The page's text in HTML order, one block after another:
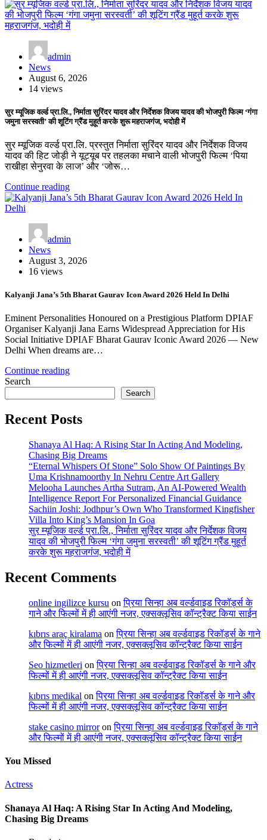
admin
News
August 6, 2026
14 views
सुर म्यूजिक वर्ल्ड प्रा.लि., निर्माता सुरिंदर यादव और निर्देशक विजय यादव की भोजपुरी फिल्म ‘गंगा
जमुना सरस्वती’ की शूटिंग ग्रैंड मुहूर्त करके शुरू महराजगंज, भदोही में
सुर म्यूजिक वर्ल्ड प्रा.लि. प्रस्तुत निर्माता सुरिंदर यादव और निर्देशक विजय
यादव की हिट जोड़ी ने यूट्यूब पर तहलका मचाने वाली भोजपुरी फिल्म ‘पिया
राखीहा सेनुरवा के लाज’ और ‘जोरू…
Continue reading
admin
News
August 3, 2026
16 views
Kalyanji Jana’s 5th Bharat Gaurav Icon Award 2026 Held In Delhi
Eminent Personalities Honoured on a Prestigious Platform DPIAF
Organiser Kalyanji Jana Earns Widespread Appreciation for His
Social Initiative DPIAF Bharat Gaurav Iconic Award 2026 — New
Delhi When dreams are…
Continue reading
Search
Search
Recent Posts
Shanaya Al Haq: A Rising Star In Acting And Modeling,
Chasing Big Dreams
“Eternal Whispers Of Stone” Solo Show Of Paintings By
Uma Krishnamoorthy In Nehru Centre Art Gallery
Melooha Launches Artha Sutram, An AI-Powered Wealth
Intelligence Report For Personalized Financial Guidance
Sachiin Joshi: Jodhpur’s Own Who Transformed Kingfisher
Villa Into King’s Mansion In Goa
सुर म्यूजिक वर्ल्ड प्रा.लि., निर्माता सुरिंदर यादव और निर्देशक विजय
यादव की भोजपुरी फिल्म ‘गंगा जमुना सरस्वती’ की शूटिंग ग्रैंड मुहूर्त
करके शुरू महराजगंज, भदोही में
Recent Comments
online ingilizce kursu onप्रिया सिन्हा अब वर्ल्डवाइड रिकॉर्ड्स के
गाने और फिल्मों में ही आएंगी नजर, एक्सक्लूसिव कॉन्ट्रैक्ट किया साईन
kıbrıs araç kiralama onप्रिया सिन्हा अब वर्ल्डवाइड रिकॉर्ड्स के गाने
और फिल्मों में ही आएंगी नजर, एक्सक्लूसिव कॉन्ट्रैक्ट किया साईन
Seo hizmetleri onप्रिया सिन्हा अब वर्ल्डवाइड रिकॉर्ड्स के गाने और
फिल्मों में ही आएंगी नजर, एक्सक्लूसिव कॉन्ट्रैक्ट किया साईन
kıbrıs medikal onप्रिया सिन्हा अब वर्ल्डवाइड रिकॉर्ड्स के गाने और
फिल्मों में ही आएंगी नजर, एक्सक्लूसिव कॉन्ट्रैक्ट किया साईन
stake casino mirroronप्रिया सिन्हा अब वर्ल्डवाइड रिकॉर्ड्स के गाने
और फिल्मों में ही आएंगी नजर, एक्सक्लूसिव कॉन्ट्रैक्ट किया साईन
You Missed
Actress
Shanaya Al Haq: A Rising Star In Acting And Modeling,
Chasing Big Dreams